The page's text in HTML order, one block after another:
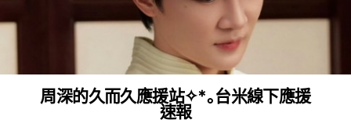
周深的久而久應援站✧*｡台米線下應援
速報